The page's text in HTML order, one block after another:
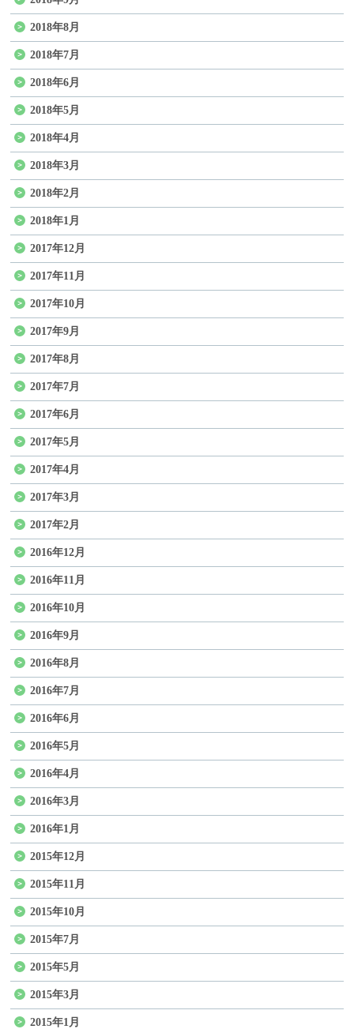
2018年8月
2018年7月
2018年6月
2018年5月
2018年4月
2018年3月
2018年2月
2018年1月
2017年12月
2017年11月
2017年10月
2017年9月
2017年8月
2017年7月
2017年6月
2017年5月
2017年4月
2017年3月
2017年2月
2016年12月
2016年11月
2016年10月
2016年9月
2016年8月
2016年7月
2016年6月
2016年5月
2016年4月
2016年3月
2016年1月
2015年12月
2015年11月
2015年10月
2015年7月
2015年5月
2015年3月
2015年1月